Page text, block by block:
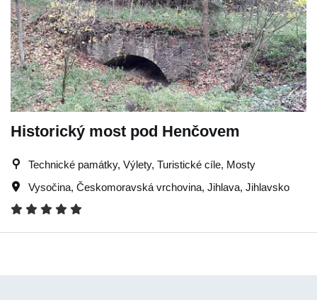
Historický most pod Henčovem
Technické památky, Výlety, Turistické cíle, Mosty
Vysočina, Českomoravská vrchovina, Jihlava, Jihlavsko